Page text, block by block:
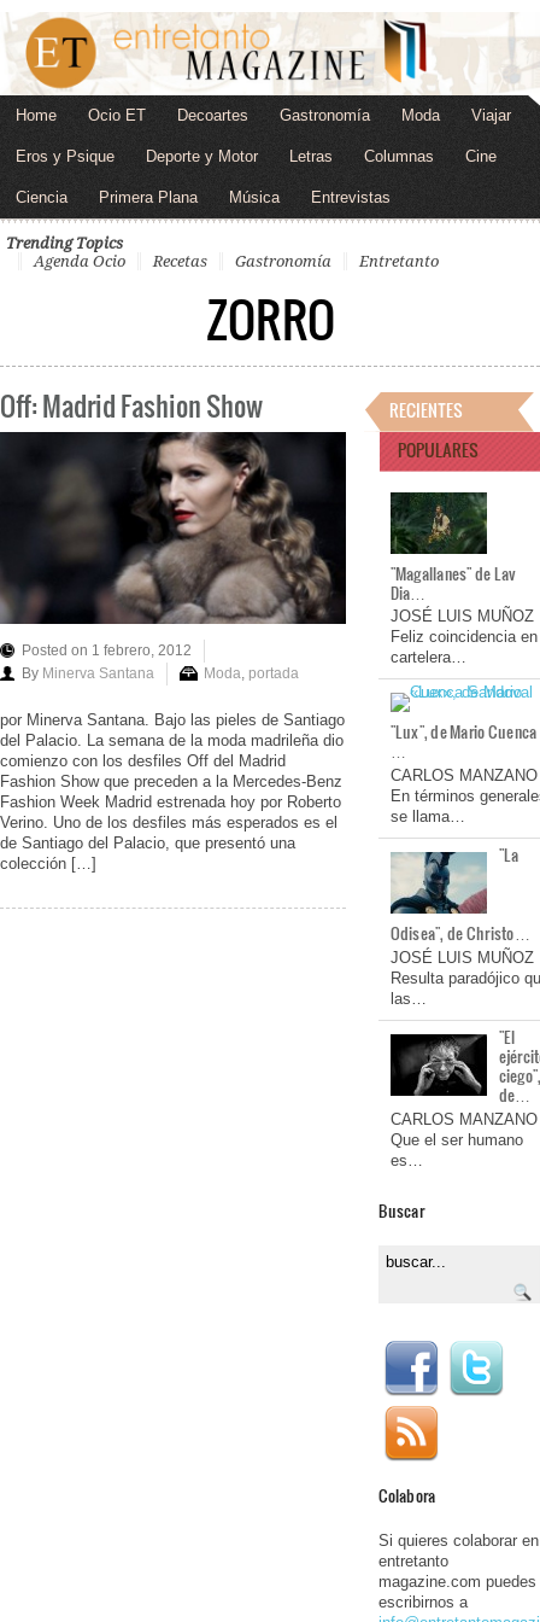
Home Ocio ET Decoartes Gastronomía Moda Viajar
Eros y Psique Deporte y Motor Letras Columnas Cine
Ciencia Primera Plana Música Entrevistas
Trending Topics
Agenda Ocio
Recetas Gastronomía Entretanto
ZORRO
Off: Madrid Fashion Show
Posted on 1 febrero, 2012
By Minerva Santana Moda, portada
por Minerva Santana. Bajo las pieles de Santiago
del Palacio. La semana de la moda madrileña dio
comienzo con los desfiles Off del Madrid
Fashion Show que preceden a la Mercedes-Benz
Fashion Week Madrid estrenada hoy por Roberto
Verino. Uno de los desfiles más esperados es el
de Santiago del Palacio, que presentó una
colección […]
RECIENTES
POPULARES
"Magallanes" de Lav
Dia…
JOSÉ LUIS MUÑOZ
Feliz coincidencia en
cartelera…
"Lux", de Mario Cuenca
…
CARLOS MANZANO
En términos
se llama…
"La
Odisea", de Christo…
JOSÉ LUIS MUÑOZ
Resulta paradójico
las…
"El
de…
CARLOS MANZANO
Que el ser humano
es…
Buscar
Colabora
Si quieres colaborar en
entretanto
magazine.com puedes
escribirnos a